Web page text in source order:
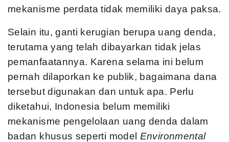
mekanisme perdata tidak memiliki daya paksa.
Selain itu, ganti kerugian berupa uang denda,
terutama yang telah dibayarkan tidak jelas
pemanfaatannya. Karena selama ini belum
pernah dilaporkan ke publik, bagaimana dana
tersebut digunakan dan untuk apa. Perlu
diketahui, Indonesia belum memiliki
mekanisme pengelolaan uang denda dalam
badan khusus seperti model Environmental